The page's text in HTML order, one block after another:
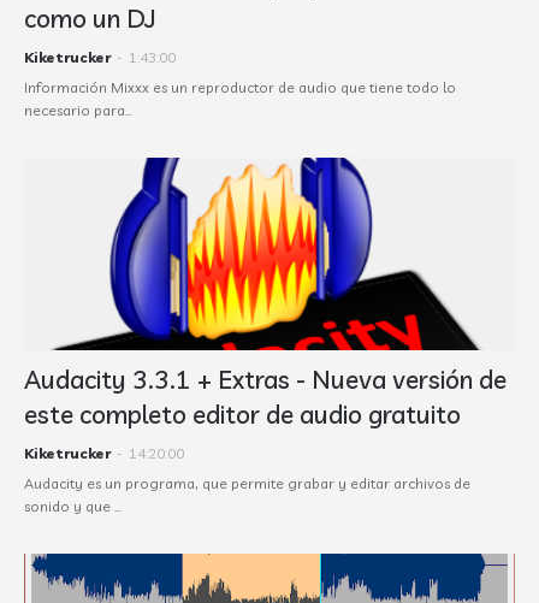
como un DJ
Kiketrucker - 1:43:00
Información Mixxx es un reproductor de audio que tiene todo lo
necesario para…
Audacity 3.3.1 + Extras - Nueva versión de
este completo editor de audio gratuito
Kiketrucker - 14:20:00
Audacity es un programa, que permite grabar y editar archivos de
sonido y que …